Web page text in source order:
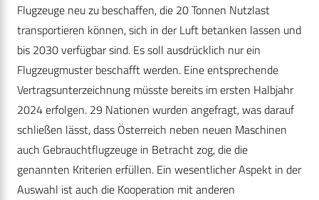
Flugzeuge neu zu beschaffen, die 20 Tonnen Nutzlast
transportieren können, sich in der Luft betanken lassen und
bis 2030 verfügbar sind. Es soll ausdrücklich nur ein
Flugzeugmuster beschafft werden. Eine entsprechende
Vertragsunterzeichnung müsste bereits im ersten Halbjahr
2024 erfolgen. 29 Nationen wurden angefragt, was darauf
schließen lässt, dass Österreich neben neuen Maschinen
auch Gebrauchtflugzeuge in Betracht zog, die die
genannten Kriterien erfüllen. Ein wesentlicher Aspekt in der
Auswahl ist auch die Kooperation mit anderen